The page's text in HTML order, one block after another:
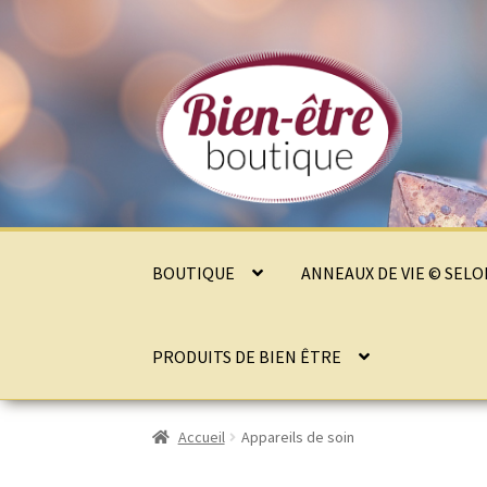
la
navigation
contenu
BOUTIQUE ANNEAUX DE VIE ©
PRODUITS DE BIEN ÊTRE
Accueil Appareils de soin